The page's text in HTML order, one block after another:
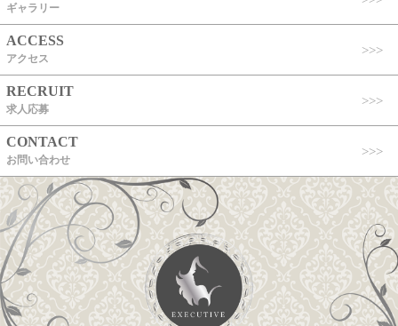
ギャラリー
ACCESS
アクセス
RECRUIT
求人応募
CONTACT
お問い合わせ